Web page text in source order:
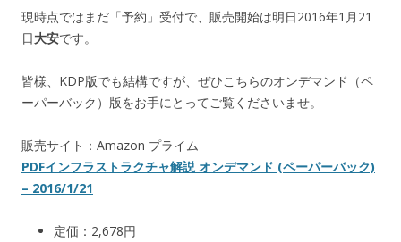
現時点ではまだ「予約」受付で、販売開始は明日2016年1月21
日大安です。
皆様、KDP版でも結構ですが、ぜひこちらのオンデマンド（ペ
ーパーバック）版をお手にとってご覧くださいませ。
販売サイト：Amazon プライム
PDFインフラストラクチャ解説 オンデマンド (ペーパーバック)
– 2016/1/21
定価：2,678円